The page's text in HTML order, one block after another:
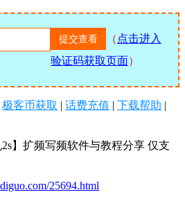
（ 点击进入
验证码获取页面）
极客币获取 | 话费充值 | 下载帮助 |
2s】扩频写频软件与教程分享 仅支
25694.html